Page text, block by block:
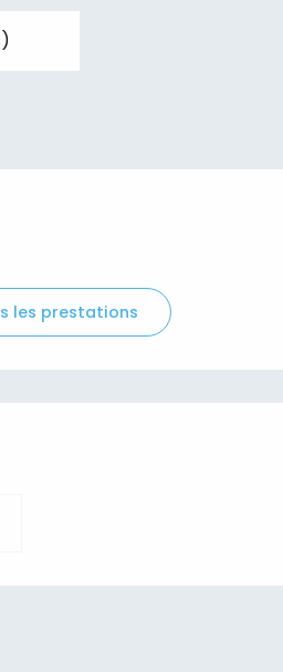
les prestations